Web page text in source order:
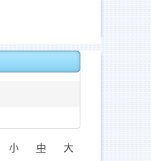
小 中 大